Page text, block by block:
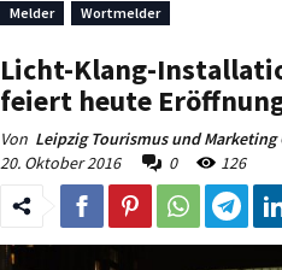
Melder Wortmelder
Licht-Klang-
feiert heute
Von Leipzig Tourismus und Marketing
20. Oktober 2016
0 126